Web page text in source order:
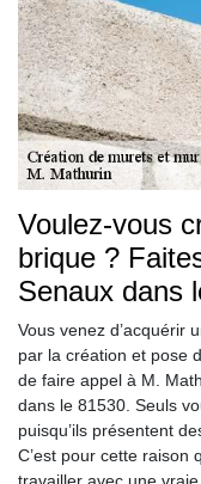
Voulez-vous
brique ?
Senaux dans
Vous venez d’acquérir
par la création et pose
de faire appel à M.
dans le 81530. Seuls
puisqu’ils présentent
C’est pour cette raison